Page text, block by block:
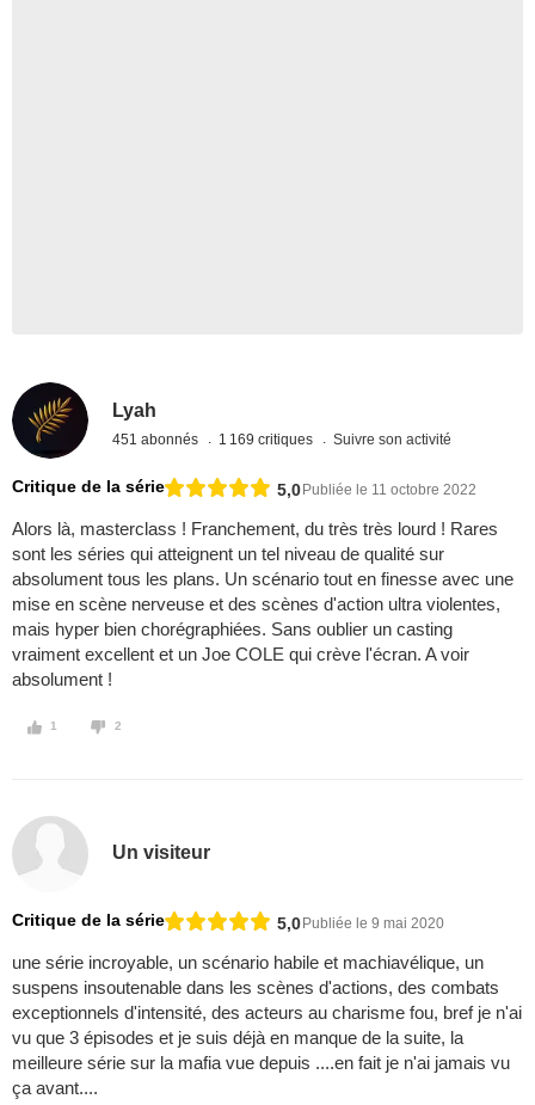
Lyah
451 abonnés 1 169 critiques Suivre son activité
Critique de la série 5,0Publiée le 11 octobre 2022
Alors là, masterclass ! Franchement, du très très lourd ! Rares
sont les séries qui atteignent un tel niveau de qualité sur
absolument tous les plans. Un scénario tout en finesse avec une
mise en scène nerveuse et des scènes d'action ultra violentes,
mais hyper bien chorégraphiées. Sans oublier un casting
vraiment excellent et un Joe COLE qui crève l'écran. A voir
absolument !
1 2
Un visiteur
Critique de la série 5,0Publiée le 9 mai 2020
une série incroyable, un scénario habile et machiavélique, un
suspens insoutenable dans les scènes d'actions, des combats
exceptionnels d'intensité, des acteurs au charisme fou, bref je n'ai
vu que 3 épisodes et je suis déjà en manque de la suite, la
meilleure série sur la mafia vue depuis ....en fait je n'ai jamais vu
ça avant....